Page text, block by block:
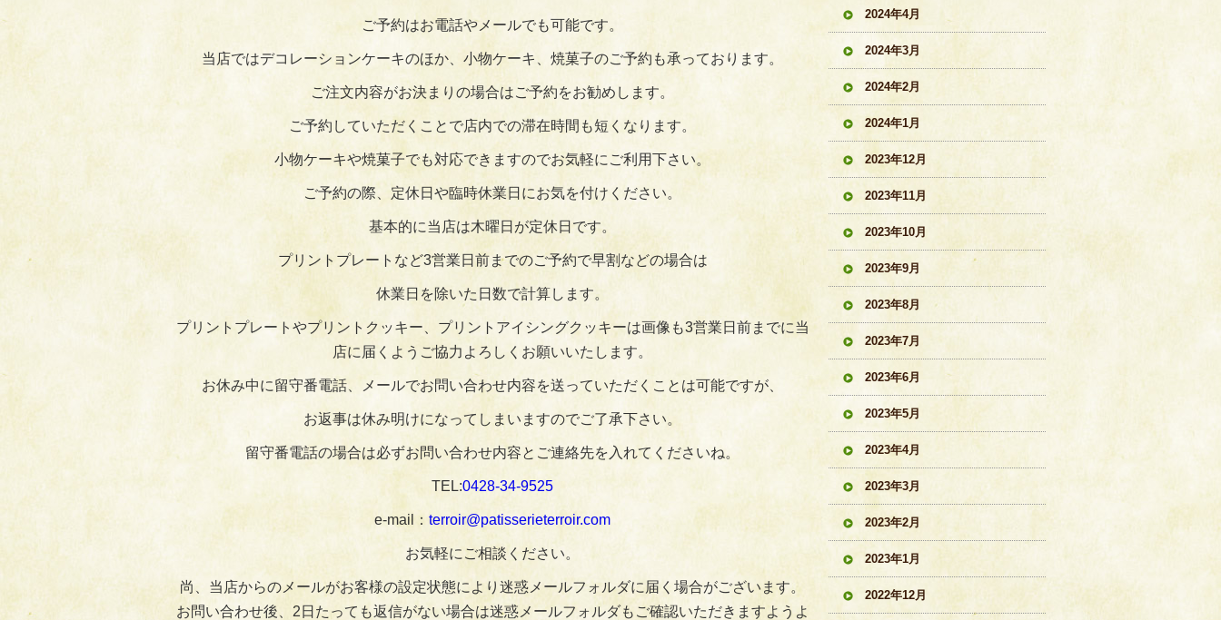
ご予約はお電話やメールでも可能です。
当店ではデコレーションケーキのほか、小物ケーキ、焼菓子のご予約も承っております。
ご注文内容がお決まりの場合はご予約をお勧めします。
ご予約していただくことで店内での滞在時間も短くなります。
小物ケーキや焼菓子でも対応できますのでお気軽にご利用下さい。
ご予約の際、定休日や臨時休業日にお気を付けください。
基本的に当店は木曜日が定休日です。
プリントプレートなど3営業日前までのご予約で早割などの場合は
休業日を除いた日数で計算します。
プリントプレートやプリントクッキー、プリントアイシングクッキーは画像も3営業日前までに当
店に届くようご協力よろしくお願いいたします。
お休み中に留守番電話、メールでお問い合わせ内容を送っていただくことは可能ですが、
お返事は休み明けになってしまいますのでご了承下さい。
留守番電話の場合は必ずお問い合わせ内容とご連絡先を入れてくださいね。
TEL:0428‐34‐9525
e-mail： terroir@patisserieterroir.com
お気軽にご相談ください。
尚、当店からのメールがお客様の設定状態により迷惑メールフォルダに届く場合がございます。
お問い合わせ後、2日たっても返信がない場合は迷惑メールフォルダもご確認いただきますようよ
2024年4月
2024年3月
2024年2月
2024年1月
2023年12月
2023年11月
2023年10月
2023年9月
2023年8月
2023年7月
2023年6月
2023年5月
2023年4月
2023年3月
2023年2月
2023年1月
2022年12月